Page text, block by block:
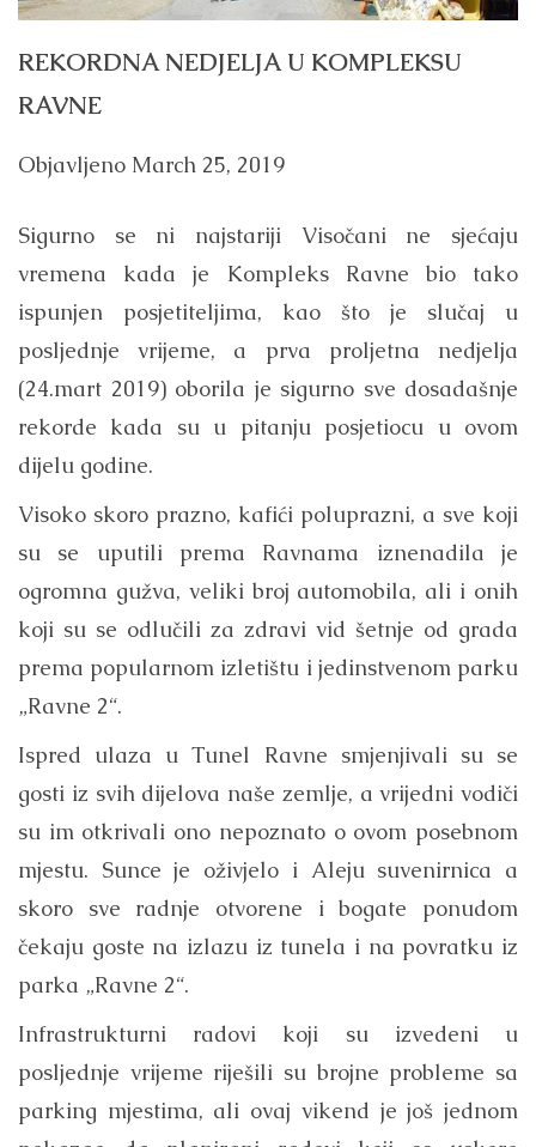
REKORDNA NEDJELJA U KOMPLEKSU
RAVNE
Objavljeno March 25, 2019
Sigurno se ni najstariji Visočani ne sjećaju
vremena kada je Kompleks Ravne bio tako
ispunjen posjetiteljima, kao što je slučaj u
posljednje vrijeme, a prva proljetna nedjelja
(24.mart 2019) oborila je sigurno sve dosadašnje
rekorde kada su u pitanju posjetiocu u ovom
dijelu godine.
Visoko skoro prazno, kafići poluprazni, a sve koji
su se uputili prema Ravnama iznenadila je
ogromna gužva, veliki broj automobila, ali i onih
koji su se odlučili za zdravi vid šetnje od grada
prema popularnom izletištu i jedinstvenom parku
„Ravne 2“.
Ispred ulaza u Tunel Ravne smjenjivali su se
gosti iz svih dijelova naše zemlje, a vrijedni vodiči
su im otkrivali ono nepoznato o ovom posebnom
mjestu. Sunce je oživjelo i Aleju suvenirnica a
skoro sve radnje otvorene i bogate ponudom
čekaju goste na izlazu iz tunela i na povratku iz
parka „Ravne 2“.
Infrastrukturni radovi koji su izvedeni u
posljednje vrijeme riješili su brojne probleme sa
parking mjestima, ali ovaj vikend je još jednom